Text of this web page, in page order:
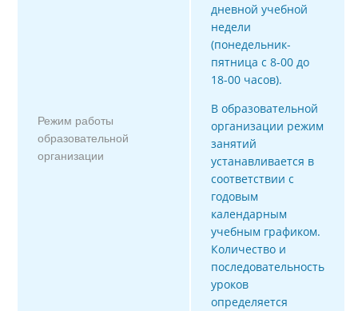
Режим работы
образовательной
организации
дневной учебной
недели
(понедельник-
пятница с 8-00 до
18-00 часов).
В образовательной
организации режим
занятий
устанавливается в
соответствии с
годовым
календарным
учебным графиком.
Количество и
последовательность
уроков
определяется